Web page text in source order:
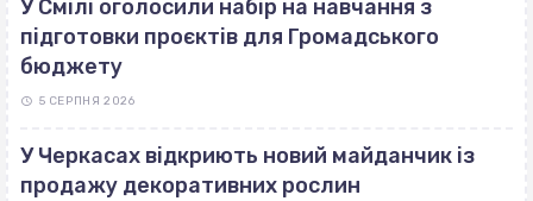
У Смілі оголосили набір на навчання з
підготовки проєктів для Громадського
бюджету
5 СЕРПНЯ 2026
У Черкасах відкриють новий майданчик із
продажу декоративних рослин